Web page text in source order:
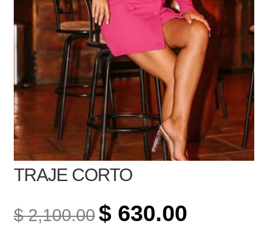
TRAJE CORTO
$2,100.00 ORIGINAL
PRICE
$630.00